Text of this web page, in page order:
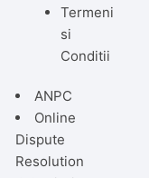
Termeni
si
Conditii
ANPC
Online
Dispute
Resolution